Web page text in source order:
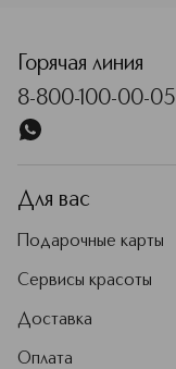
Горячая линия
8-800-100-00-05
Для вас
Подарочные карты
Сервисы красоты
Доставка
Оплата